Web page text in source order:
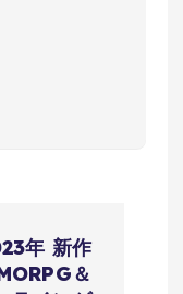
年 新作
＆